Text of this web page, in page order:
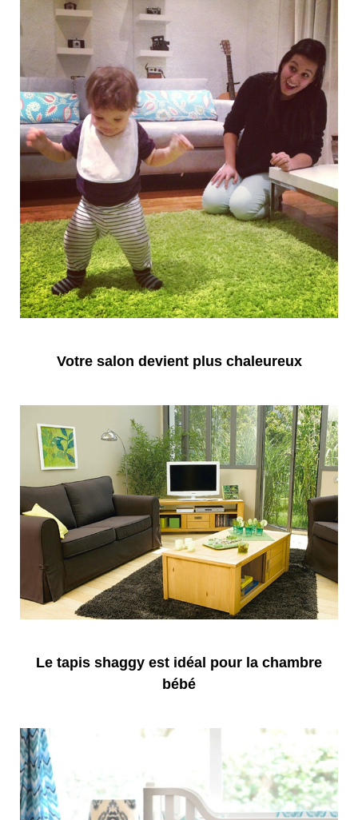
Votre salon devient plus chaleureux
Le tapis shaggy est idéal pour la chambre
bébé